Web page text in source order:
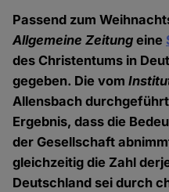
Passend zum
Allgemeine Zeitung eine
des Christentums in
gegeben. Die vom
Allensbach
Ergebnis, dass die
der Gesellschaft
gleichzeitig die Zahl
Deutschland sei durch